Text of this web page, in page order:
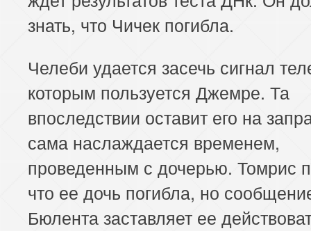
знать, что Чичек погибла.
Челеби удается засечь сигнал
которым пользуется Джемре. Та
впоследствии оставит его на
сама наслаждается временем,
проведенным с дочерью. Томрис
что ее дочь погибла, но
Бюлента заставляет ее